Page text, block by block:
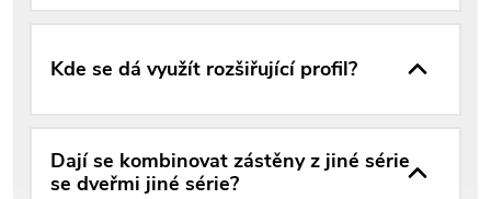
Kde se dá využít rozšiřující profil?
Dají se kombinovat zástěny z jiné série
se dveřmi jiné série?